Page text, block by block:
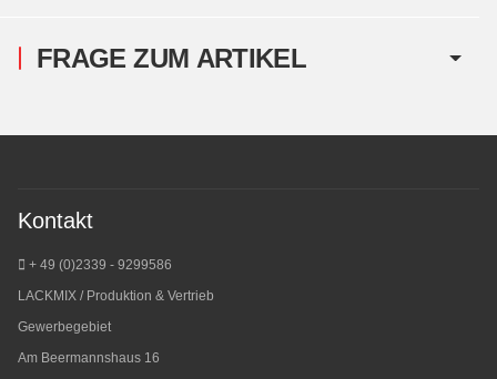
FRAGE ZUM ARTIKEL
Kontakt
+ 49 (0)2339 - 9299586
LACKMIX / Produktion & Vertrieb
Gewerbegebiet
Am Beermannshaus 16